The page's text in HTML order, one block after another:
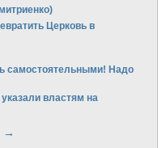
Церковь в
самостоятельными! Надо
властям на
→